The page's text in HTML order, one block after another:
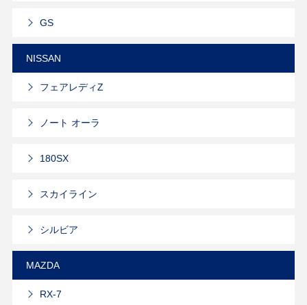
GS
NISSAN
フェアレディZ
ノート オーラ
180SX
スカイライン
シルビア
MAZDA
RX-7